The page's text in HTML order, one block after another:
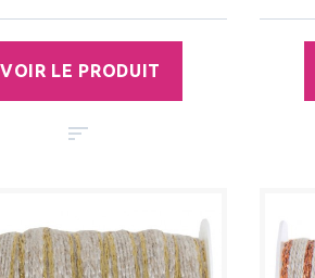
VOIR LE PRODUIT